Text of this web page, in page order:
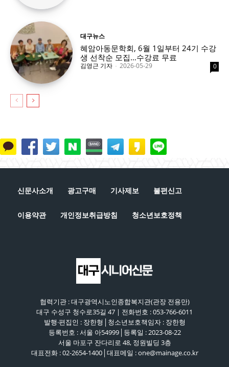
대구뉴스
혜암아동문학회, 6월 1일부터 24기 수강
생 선착순 모집…수강료 무료
김영근 기자 - 2026-05-29 0
신문사소개 광고구매 기사제보 불편신고
이용약관 개인정보취급방침 청소년보호정책
협력기관 : 대구광역시노인종합복지관(관장 전용만)
대구 수성구 청수로35길 47 | 전화번호 : 053-766-6011
발행·편집인 : 장한형│청소년보호책임자 : 장한형
등록번호 : 서울 아54999│등록일 : 2023-08-22
서울 마포구 잔다리로 48, 정원빌딩 3층
대표전화 : 02-2654-1400│대표메일 : one@mainage.co.kr